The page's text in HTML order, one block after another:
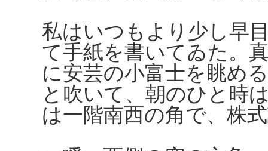
私はいつもより少し早
て手紙を書いてゐた。
に安芸の小富士を眺め
と吹いて、朝のひと時
は一階南西の角で、株